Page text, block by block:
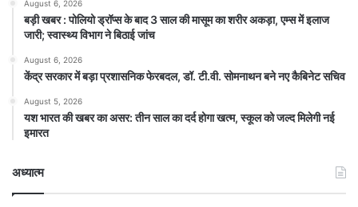
August 6, 2026
बड़ी खबर : पोलियो ड्रॉप्स के बाद 3 साल की मासूम का शरीर अकड़ा, एम्स में इलाज
जारी; स्वास्थ्य विभाग ने बिठाई जांच
August 6, 2026
केंद्र सरकार में बड़ा प्रशासनिक फेरबदल, डॉ. टी.वी. सोमनाथन बने नए कैबिनेट सचिव
August 5, 2026
यश भारत की खबर का असर: तीन साल का दर्द होगा खत्म, स्कूल को जल्द मिलेगी नई
इमारत
अध्यात्म